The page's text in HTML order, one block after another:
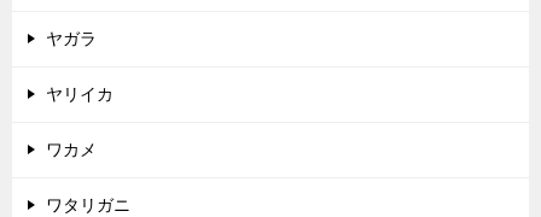
ヤガラ
ヤリイカ
ワカメ
ワタリガニ